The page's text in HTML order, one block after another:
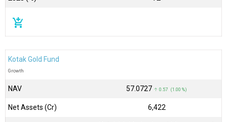
add_shopping_cart
Kotak Gold Fund
Growth
NAV ₹57.0727 ↑ 0.57 (1.00 %)
Net Assets (Cr) ₹6,422